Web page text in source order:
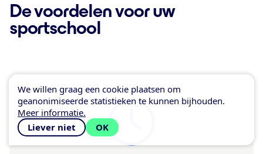
De voordelen voor uw
sportschool
We willen graag een cookie plaatsen om
geanonimiseerde statistieken te kunnen bijhouden.
Meer informatie.
Liever niet
OK